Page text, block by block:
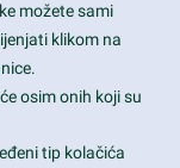
CA 94043
možete sami
klikom na
osim onih koji su
tip kolačića